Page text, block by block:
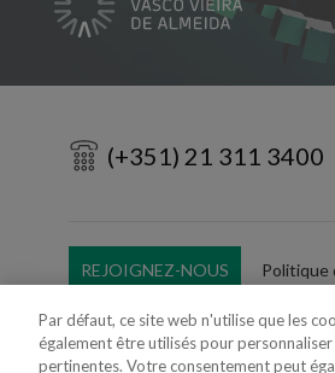
(+351) 21 311 3400
REJOIGNEZ-NOUS Politique
Utilisation Frauduleuse du Nom/
Par défaut, ce site web n'utilise que les
également être utilisés pour
pertinentes. Votre consentement peut